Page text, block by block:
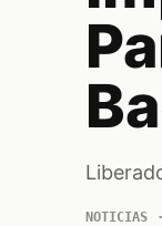
NOTICIAS